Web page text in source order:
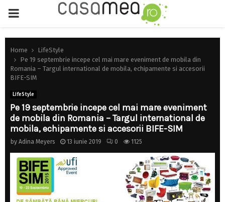
PRIMARY
MENU
Home
LifeStyle
Pe 19 septembrie incepe cel mai mare eveniment de mobila din
Romania – Targul international de mobila, echipamente si accesorii
BIFE-SIM
LifeStyle
Pe 19 septembrie incepe cel mai mare eveniment
de mobila din Romania – Targul international de
mobila, echipamente si accesorii BIFE-SIM
by Adina Meyers 13 iunie 2019 0 1125